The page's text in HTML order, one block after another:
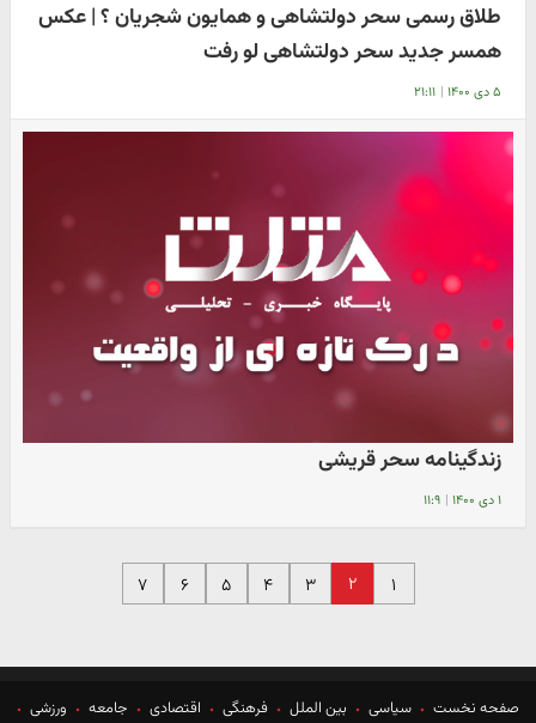
طلاق رسمی سحر دولتشاهی و همایون شجریان ؟ | عکس
همسر جدید سحر دولتشاهی لو رفت
۵ دی ۱۴۰۰ | ۲۱:۱۱
زندگینامه سحر قریشی
۱ دی ۱۴۰۰ | ۱۱:۹
۱ ۲ ۳ ۴ ۵ ۶ ۷
صفحه نخست سیاسی بین الملل فرهنگی اقتصادی جامعه ورزشی